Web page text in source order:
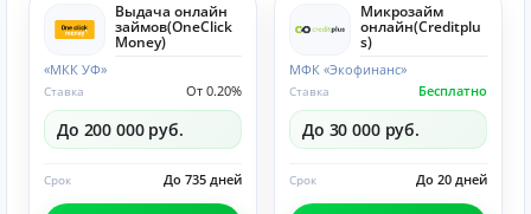
Выдача онлайн
займов(OneClick
Money)
«МКК УФ»
От 0.20%
Ставка
До 200 000 руб.
До 735 дней
Срок
Микрозайм
онлайн(Creditplu
s)
МФК «Экофинанс»
Бесплатно
Ставка
До 30 000 руб.
До 20 дней
Срок